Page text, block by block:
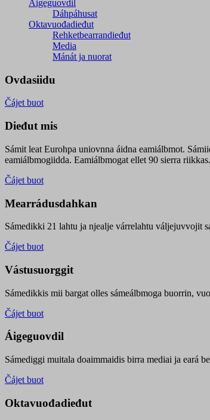
Áigeguovdil
Dáhpáhusat
Oktavuođadieđut
Rehketbearrandieđut
Media
Mánát ja nuorat
Ovdasiidu
Čájet buot
Dieđut mis
Sámit leat Eurohpa uniovnna áidna eamiálbmot.
eamiálbmogiidda. Eamiálbmogat ellet 90 sierra riikkas.
Čájet buot
Mearrádusdahkan
Sámedikki 21 lahtu ja njealje várrelahtu váljejuvvojit
Čájet buot
Vástusuorggit
Sámedikkis mii bargat olles sámeálbmoga buorrin,
Čájet buot
Áigeguovdil
Sámediggi muitala doaimmaidis birra mediai ja eará
Čájet buot
Oktavuođadieđut